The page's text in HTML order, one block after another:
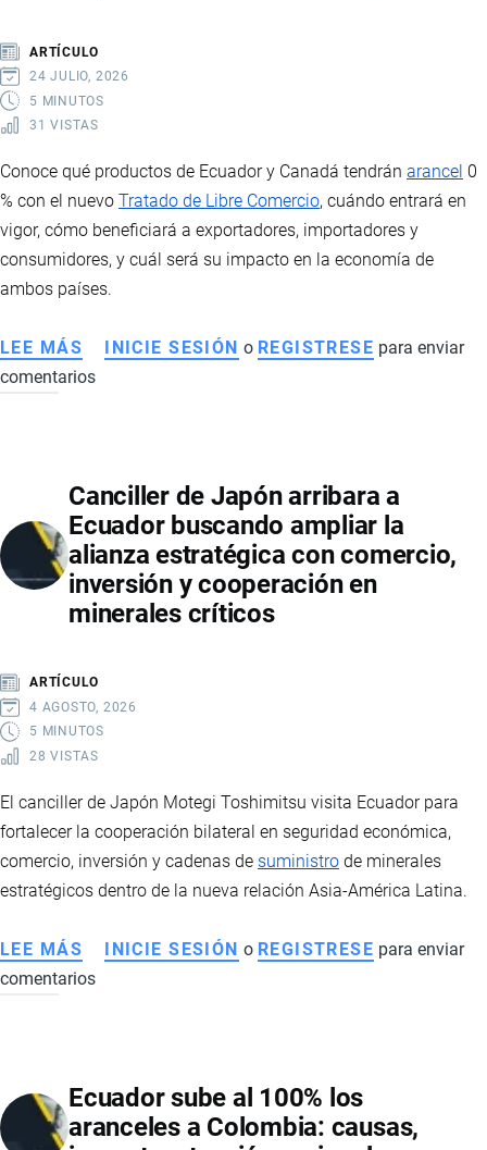
BILATERALES
ARTÍCULO
24 JULIO, 2026
5 MINUTOS
31 VISTAS
Conoce qué productos de Ecuador y Canadá tendrán arancel 0
% con el nuevo Tratado de Libre Comercio, cuándo entrará en
vigor, cómo beneficiará a exportadores, importadores y
consumidores, y cuál será su impacto en la economía de
ambos países.
LEE MÁS SOBRE
TLC
CANADÁ:
ESTOS
SON
LOS
PRODUCTOS
ARANCEL
0
%
CÓMO
IMPACTARÁ
INICIE SESIÓN o REGISTRESE para enviar
comentarios
Canciller de Japón arribara a
Ecuador buscando ampliar la
alianza estratégica con comercio,
inversión y cooperación en
minerales críticos
ARTÍCULO
4 AGOSTO, 2026
5 MINUTOS
28 VISTAS
El canciller de Japón Motegi Toshimitsu visita Ecuador para
fortalecer la cooperación bilateral en seguridad económica,
comercio, inversión y cadenas de suministro de minerales
estratégicos dentro de la nueva relación Asia-América Latina.
LEE MÁS SOBRE
CANCILLER
A
ECUADOR
INICIE SESIÓN o REGISTRESE para enviar
comentarios
Ecuador sube al 100% los
aranceles a Colombia: causas,